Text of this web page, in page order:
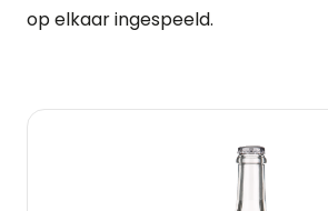
op elkaar ingespeeld.